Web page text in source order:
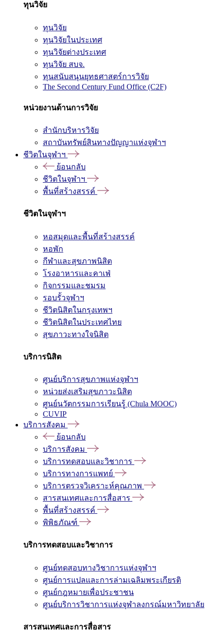
ทุนวิจัย
ทุนวิจัย
ทุนวิจัยในประเทศ
ทุนวิจัยต่างประเทศ
ทุนวิจัย สบจ.
ทุนสนับสนุนยุทธศาสตร์การวิจัย
The Second Century Fund Office (C2F)
หน่วยงานด้านการวิจัย
สำนักบริหารวิจัย
สถาบันทรัพย์สินทางปัญญาแห่งจุฬาฯ
ชีวิตในจุฬาฯ
ย้อนกลับ
ชีวิตในจุฬาฯ
พื้นที่สร้างสรรค์
ชีวิตในจุฬาฯ
หอสมุดและพื้นที่สร้างสรรค์
หอพัก
กีฬาและสุขภาพนิสิต
โรงอาหารและคาเฟ่
กิจกรรมและชมรม
รอบรั้วจุฬาฯ
ชีวิตนิสิตในกรุงเทพฯ
ชีวิตนิสิตในประเทศไทย
สุขภาวะทางใจนิสิต
บริการนิสิต
ศูนย์บริการสุขภาพแห่งจุฬาฯ
หน่วยส่งเสริมสุขภาวะนิสิต
ศูนย์นวัตกรรมการเรียนรู้ (Chula MOOC)
CUVIP
บริการสังคม
ย้อนกลับ
บริการสังคม
บริการทดสอบและวิชาการ
บริการทางการแพทย์
บริการตรวจวิเคราะห์คุณภาพ
สารสนเทศและการสื่อสาร
พื้นที่สร้างสรรค์
พิพิธภัณฑ์
บริการทดสอบและวิชาการ
ศูนย์ทดสอบทางวิชาการแห่งจุฬาฯ
ศูนย์การแปลและการล่ามเฉลิมพระเกียรติ
ศูนย์กฎหมายเพื่อประชาชน
ศูนย์บริการวิชาการแห่งจุฬาลงกรณ์มหาวิทยาลัย
สารสนเทศและการสื่อสาร